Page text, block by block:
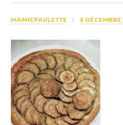
MAMIEPAULETTE 8